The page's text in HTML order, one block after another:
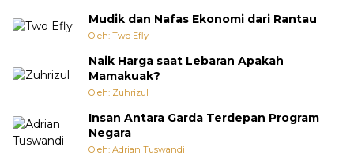
Mudik dan Nafas Ekonomi dari Rantau
Oleh: Two Efly
Naik Harga saat Lebaran Apakah
Mamakuak?
Oleh: Zuhrizul
Insan Antara Garda Terdepan Program
Negara
Oleh: Adrian Tuswandi